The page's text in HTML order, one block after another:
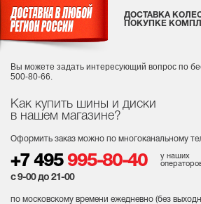
Как купить шины и диски
в нашем магазине?
Оформить заказ можно по многоканальному
+7 495 995-80-40
у наших
с 9-00 до 21-00
по московскому времени ежедневно (без
ДОСТАВКА
ПОКУПКЕ
Вы можете задать интересующий вопрос по
500-80-66.